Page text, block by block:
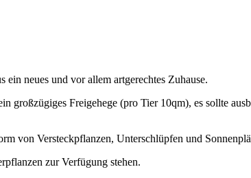
neues und vor allem artgerechtes Zuhause.
großzügiges Freigehege (pro Tier 10qm), es sollte
von Versteckpflanzen, Unterschlüpfen und
zur Verfügung stehen.